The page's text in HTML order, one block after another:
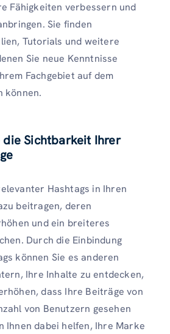
Fähigkeiten verbessern und
Sie finden
Tutorials und weitere
Sie neue Kenntnisse
Fachgebiet auf dem
können.
die Sichtbarkeit Ihrer
Hashtags in Ihren
beitragen, deren
und ein breiteres
Durch die Einbindung
können Sie es anderen
Ihre Inhalte zu entdecken,
dass Ihre Beiträge von
von Benutzern gesehen
Ihnen dabei helfen, Ihre Marke